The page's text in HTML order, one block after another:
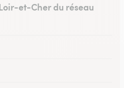
et-Cher du réseau